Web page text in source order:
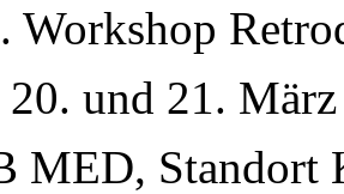
Workshop
20. und 21.
MED, Standort